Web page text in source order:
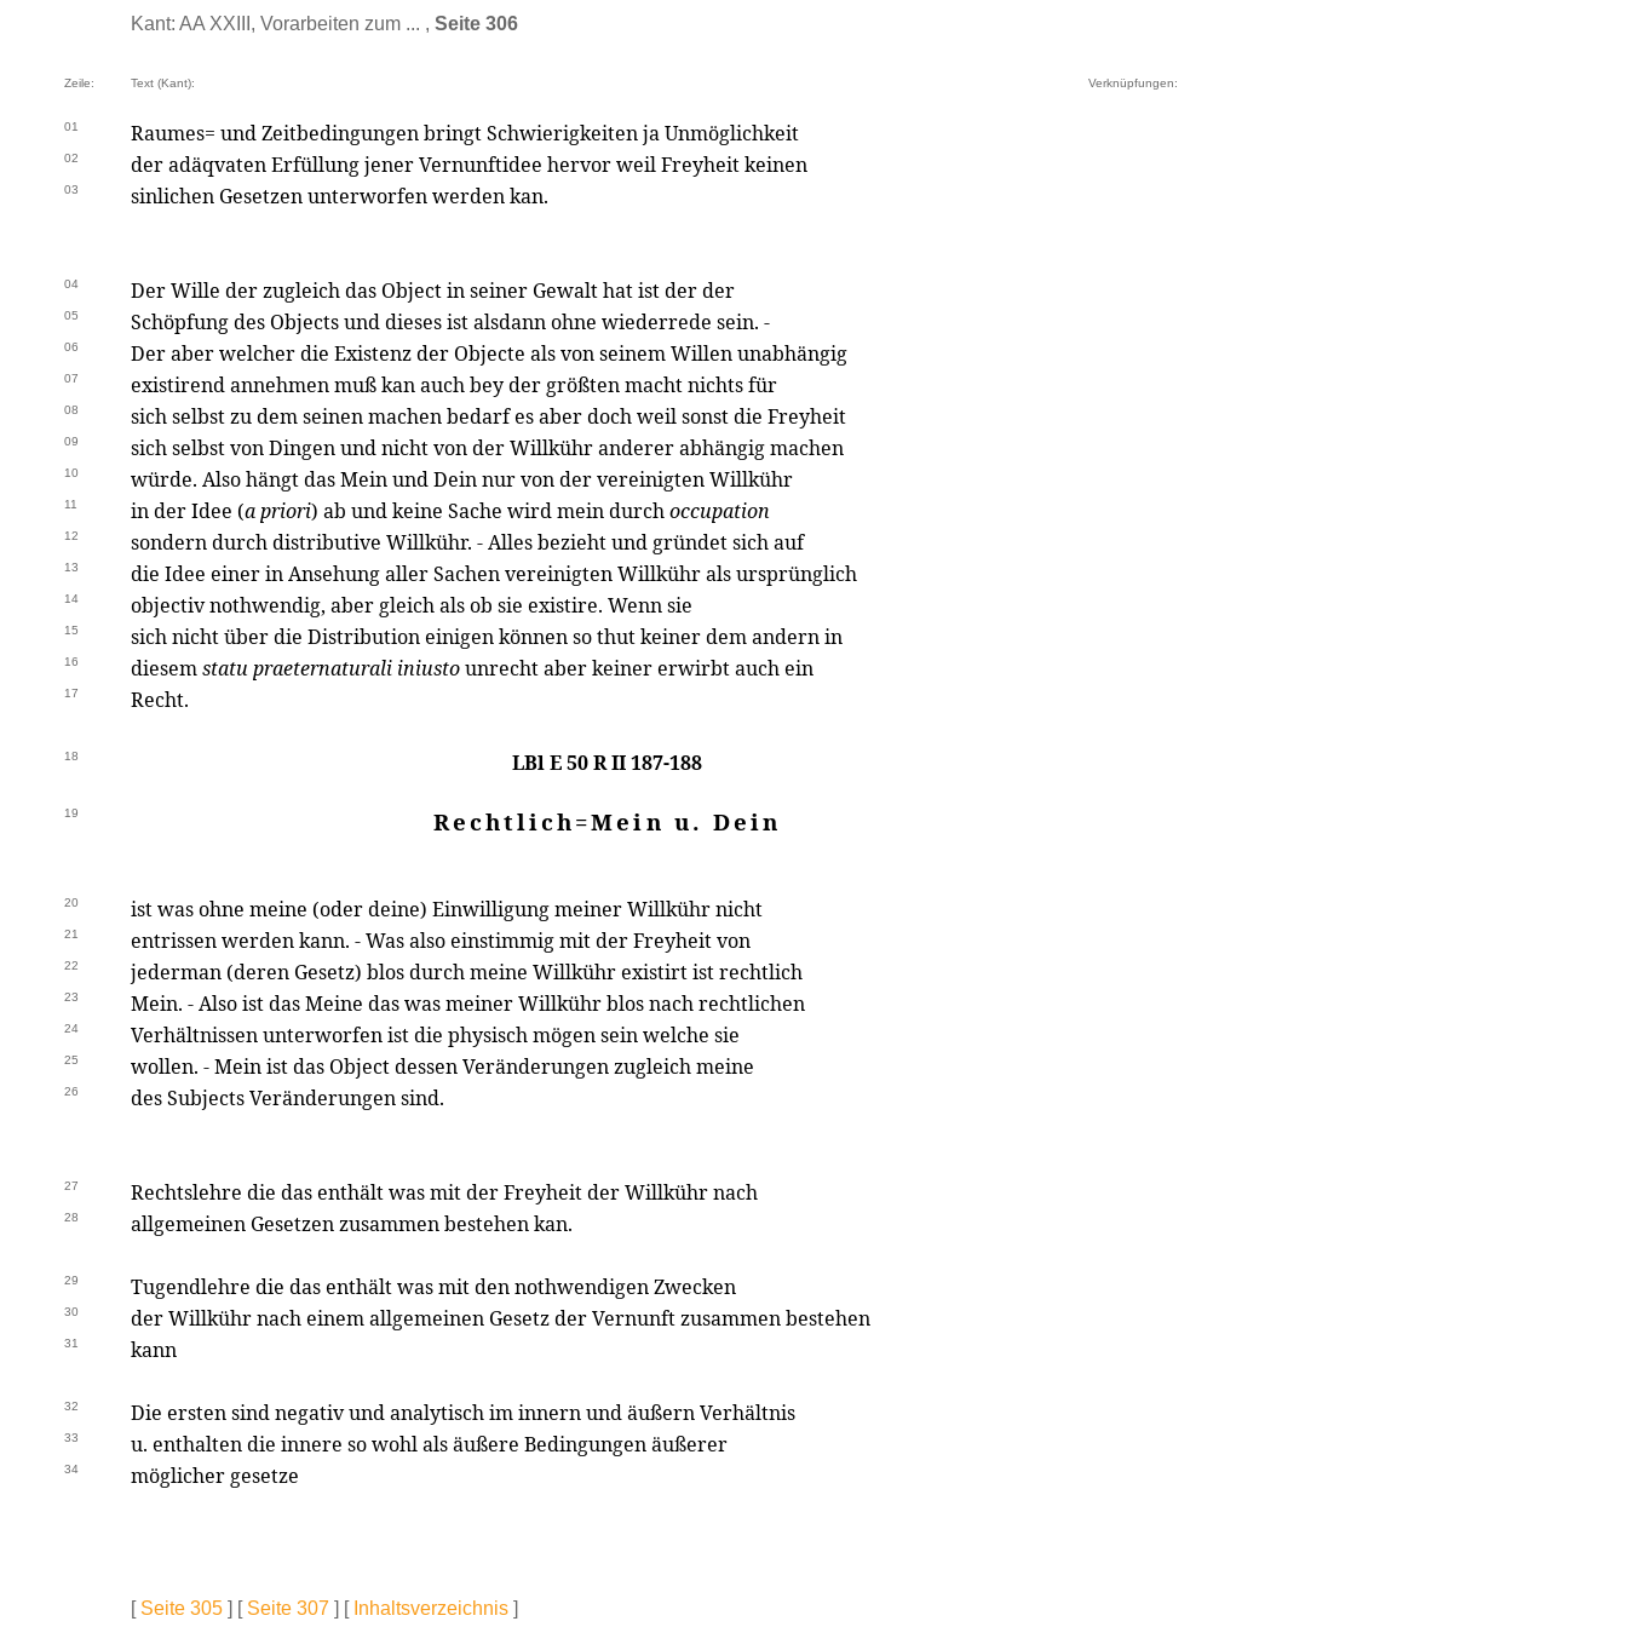
Kant: AA XXIII, Vorarbeiten zum ... , Seite 306
Zeile: Text (Kant): Verknüpfungen:
01 Raumes= und Zeitbedingungen bringt Schwierigkeiten ja Unmöglichkeit
02 der adäqvaten Erfüllung jener Vernunftidee hervor weil Freyheit keinen
03 sinlichen Gesetzen unterworfen werden kan.
04 Der Wille der zugleich das Object in seiner Gewalt hat ist der der
05 Schöpfung des Objects und dieses ist alsdann ohne wiederrede sein. -
06 Der aber welcher die Existenz der Objecte als von seinem Willen unabhängig
07 existirend annehmen muß kan auch bey der größten macht nichts für
08 sich selbst zu dem seinen machen bedarf es aber doch weil sonst die Freyheit
09 sich selbst von Dingen und nicht von der Willkühr anderer abhängig machen
10 würde. Also hängt das Mein und Dein nur von der vereinigten Willkühr
11 in der Idee (a priori) ab und keine Sache wird mein durchoccupation
12 sondern durch distributive Willkühr. - Alles bezieht und gründet sich auf
13 die Idee einer in Ansehung aller Sachen vereinigten Willkühr als ursprünglich
14 objectiv nothwendig, aber gleich als ob sie existire. Wenn sie
15 sich nicht über die Distribution einigen können so thut keiner dem andern in
16 diesemstatu praeternaturali iniustounrecht aber keiner erwirbt auch ein
17 Recht.
18 LBl E 50 R II 187-188
19 Rechtlich=Mein u. Dein
20 ist was ohne meine (oder deine) Einwilligung meiner Willkühr nicht
21 entrissen werden kann. - Was also einstimmig mit der Freyheit von
22 jederman (deren Gesetz) blos durch meine Willkühr existirt ist rechtlich
23 Mein. - Also ist das Meine das was meiner Willkühr blos nach rechtlichen
24 Verhältnissen unterworfen ist die physisch mögen sein welche sie
25 wollen. - Mein ist das Object dessen Veränderungen zugleich meine
26 des Subjects Veränderungen sind.
27 Rechtslehre die das enthält was mit der Freyheit der Willkühr nach
28 allgemeinen Gesetzen zusammen bestehen kan.
29 Tugendlehre die das enthält was mit den nothwendigen Zwecken
30 der Willkühr nach einem allgemeinen Gesetz der Vernunft zusammen bestehen
31 kann
32 Die ersten sind negativ und analytisch im innern und äußern Verhältnis
33 u. enthalten die innere so wohl als äußere Bedingungen äußerer
34 möglicher gesetze
[ Seite 305 ] [ Seite 307 ] [ Inhaltsverzeichnis ]